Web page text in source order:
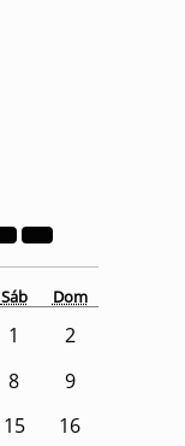
Sáb Dom
1
2
8
9
15
16